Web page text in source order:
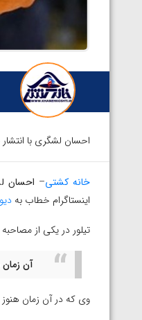
احسان لشگری با انتشار
خانه کشتی– احسان
اینستاگرام خطاب به
تیلور در یکی از
آن
وی که در آن زمان